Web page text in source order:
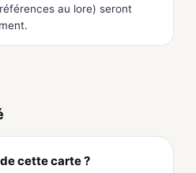
au lore) seront
cette carte ?